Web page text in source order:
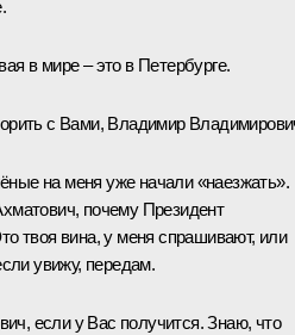
в мире – это в Петербурге.
с Вами, Владимир
на меня уже начали «наезжать».
почему Президент
твоя вина, у меня спрашивают, или
увижу, передам.
если у Вас получится. Знаю, что